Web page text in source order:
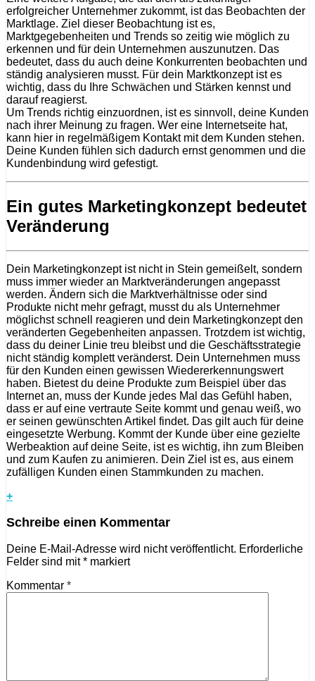
erfolgreicher Unternehmer zukommt, ist das Beobachten der
Marktlage. Ziel dieser Beobachtung ist es,
Marktgegebenheiten und Trends so zeitig wie möglich zu
erkennen und für dein Unternehmen auszunutzen. Das
bedeutet, dass du auch deine Konkurrenten beobachten und
ständig analysieren musst. Für dein Marktkonzept ist es
wichtig, dass du Ihre Schwächen und Stärken kennst und
darauf reagierst.
Um Trends richtig einzuordnen, ist es sinnvoll, deine Kunden
nach ihrer Meinung zu fragen. Wer eine Internetseite hat,
kann hier in regelmäßigem Kontakt mit dem Kunden stehen.
Deine Kunden fühlen sich dadurch ernst genommen und die
Kundenbindung wird gefestigt.
Ein gutes Marketingkonzept bedeutet
Veränderung
Dein Marketingkonzept ist nicht in Stein gemeißelt, sondern
muss immer wieder an Marktveränderungen angepasst
werden. Ändern sich die Marktverhältnisse oder sind
Produkte nicht mehr gefragt, musst du als Unternehmer
möglichst schnell reagieren und dein Marketingkonzept den
veränderten Gegebenheiten anpassen. Trotzdem ist wichtig,
dass du deiner Linie treu bleibst und die Geschäftsstrategie
nicht ständig komplett veränderst. Dein Unternehmen muss
für den Kunden einen gewissen Wiedererkennungswert
haben. Bietest du deine Produkte zum Beispiel über das
Internet an, muss der Kunde jedes Mal das Gefühl haben,
dass er auf eine vertraute Seite kommt und genau weiß, wo
er seinen gewünschten Artikel findet. Das gilt auch für deine
eingesetzte Werbung. Kommt der Kunde über eine gezielte
Werbeaktion auf deine Seite, ist es wichtig, ihn zum Bleiben
und zum Kaufen zu animieren. Dein Ziel ist es, aus einem
zufälligen Kunden einen Stammkunden zu machen.
+
Schreibe einen Kommentar
Deine E-Mail-Adresse wird nicht veröffentlicht. Erforderliche
Felder sind mit* markiert
Kommentar *